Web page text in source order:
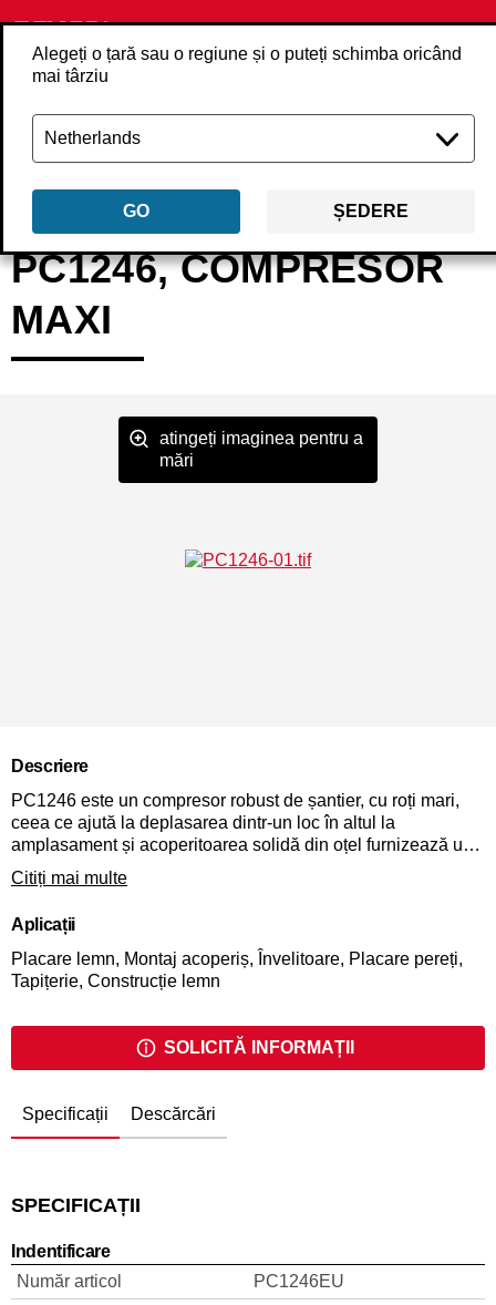
Alegeți o țară sau o regiune și o puteți schimba oricând
mai târziu
GO ȘEDERE
Înapoi Produse Compresoare
PC1246, COMPRESOR
MAXI
atingeți imaginea pentru a
mări
Descriere
PC1246 este un compresor robust de șantier, cu roți mari,
ceea ce ajută la deplasarea dintr-un loc în altul la
amplasament și acoperitoarea solidă din oțel furnizează un
plus de protecție. Cu un sistem de motor puternic de 3.5CP,
acest compresor poate furniza cea mai mare deplasare a
Citiți mai multe
Aplicații
Placare lemn, Montaj acoperiș, Învelitoare, Placare pereți,
Tapițerie, Construcție lemn
SOLICITĂ INFORMAȚII
Specificații Descărcări
SPECIFICAȚII
Indentificare
Număr articol
PC1246EU